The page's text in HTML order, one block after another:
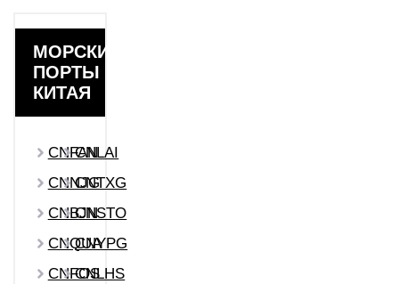
МОРСКИЕ
ПОРТЫ
КИТАЯ
CNFANCNLAI
CNNJGCNTXG
CNBJNCNSTO
CNQUACNYPG
CNFOSCNLHS